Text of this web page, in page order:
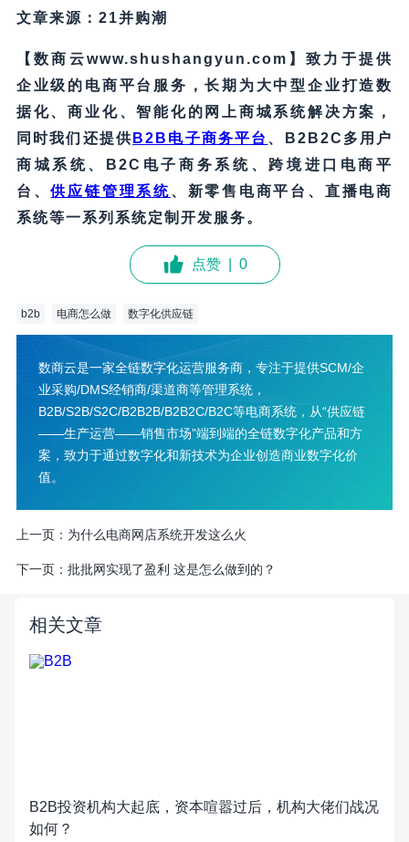
文章来源：21并购潮
【数商云www.shushangyun.com】致力于提供
企业级的电商平台服务，长期为大中型企业打造数
据化、商业化、智能化的网上商城系统解决方案，
同时我们还提供 B2B电子商务平台 、B2B2C多用户
商城系统、B2C电子商务系统、跨境进口电商平
台、供应链管理系统、新零售电商平台、直播电商
系统等一系列系统定制开发服务。
点赞 0
b2b 电商怎么做 数字化供应链
数商云是一家全链数字化运营服务商，专注于提供SCM/企
业采购/DMS经销商/渠道商等管理系统，
B2B/S2B/S2C/B2B2B/B2B2C/B2C等电商系统，从“供应链
——生产运营——销售市场”端到端的全链数字化产品和方
案，致力于通过数字化和新技术为企业创造商业数字化价
值。
上一页： 为什么电商网店系统开发这么火
下一页： 批批网实现了盈利 这是怎么做到的？
相关文章
B2B投资机构大起底，资本喧嚣过后，机构大佬们战况
如何？